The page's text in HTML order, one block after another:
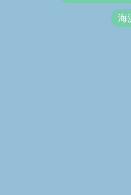
海